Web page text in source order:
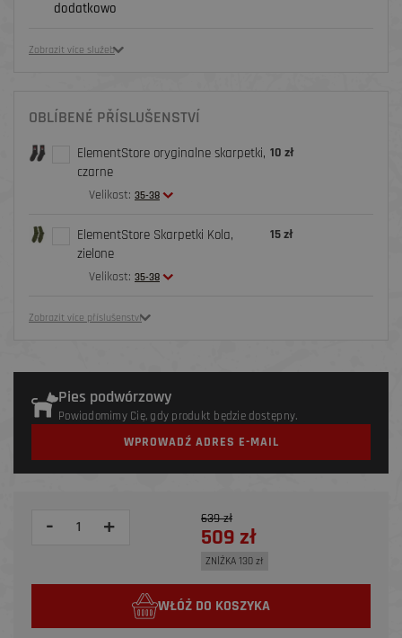
dodatkowo
Zobrazit více služeb
OBLÍBENÉ PŘÍSLUŠENSTVÍ
ElementStore oryginalne skarpetki,
czarne
Velikost: 35-38
10 zł
ElementStore Skarpetki Kola,
zielone
Velikost: 35-38
15 zł
Zobrazit více příslušenství
Pies podwórzowy
Powiadomimy Cię, gdy produkt będzie dostępny.
WPROWADŹ ADRES E-MAIL
- + 639 zł
509 zł
ZNİŻKA 130 zł
WŁÓŻ DO KOSZYKA